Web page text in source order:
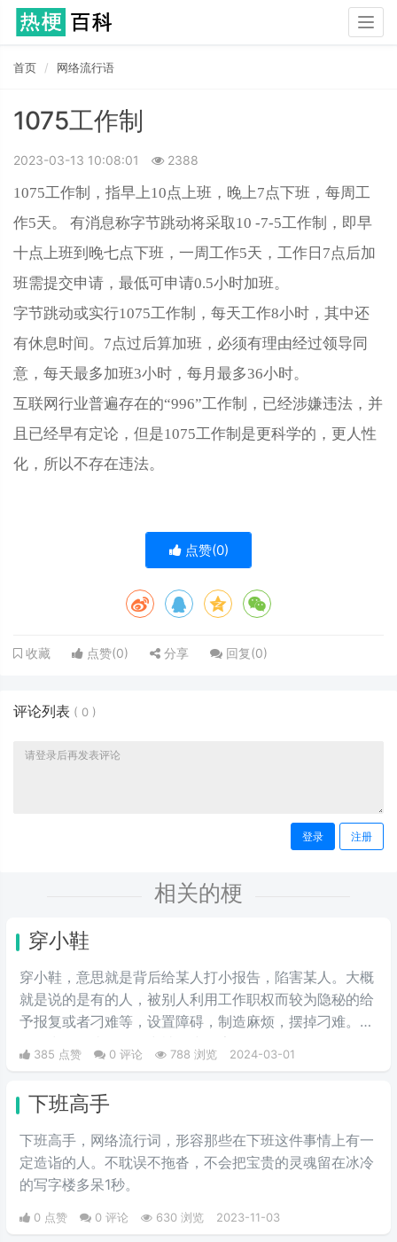
首页 网络流行语
1075工作制
2023-03-13 10:08:01 2388
1075工作制，指早上10点上班，晚上7点下班，每周工
作5天。 有消息称字节跳动将采取10 -7-5工作制，即早
十点上班到晚七点下班，一周工作5天，工作日7点后加
班需提交申请，最低可申请0.5小时加班。
字节跳动或实行1075工作制，每天工作8小时，其中还
有休息时间。7点过后算加班，必须有理由经过领导同
意，每天最多加班3小时，每月最多36小时。
互联网行业普遍存在的“996”工作制，已经涉嫌违法，并
且已经早有定论，但是1075工作制是更科学的，更人性
化，所以不存在违法。
点赞(0)
收藏 点赞(0) 分享 回复(0)
评论列表 ( 0 )
登录 注册
相关的梗
穿小鞋
穿小鞋，意思就是背后给某人打小报告，陷害某人。大概
就是说的是有的人，被别人利用工作职权而较为隐秘的给
予报复或者刁难等，设置障碍，制造麻烦，摆掉刁难。一
般最常见的比如工作中被打小报告等。
385 点赞 0 评论 788 浏览 2024-03-01
下班高手
下班高手，网络流行词，形容那些在下班这件事情上有一
定造诣的人。不耽误不拖沓，不会把宝贵的灵魂留在冰冷
的写字楼多呆1秒。
0 点赞 0 评论 630 浏览 2023-11-03